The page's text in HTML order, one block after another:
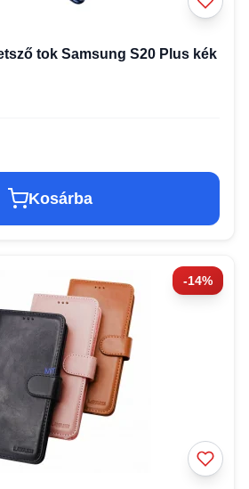
tok Samsung S20 Plus kék
Kosárba
-14%